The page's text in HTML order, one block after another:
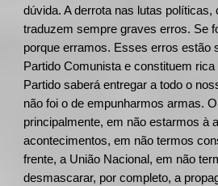
dúvida. A derrota nas lutas políticas,
traduzem sempre graves erros. Se
porque erramos. Esses erros estão
Partido Comunista e constituem
Partido saberá entregar a todo o
não foi o de empunharmos armas.
principalmente, em não estarmos à
acontecimentos, em não termos
frente, a União Nacional, em não
desmascarar, por completo, a